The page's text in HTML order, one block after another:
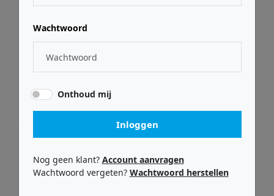
€ 186,99 € 197,99
Wachtwoord
Onthoud mij
Inloggen
Nog geen klant? Account aanvragen
Wachtwoord vergeten? Wachtwoord herstellen